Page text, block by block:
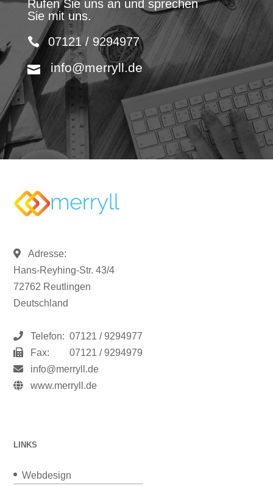
Rufen Sie uns an und sprechen
Sie mit uns.
07121 / 9294977
info@merryll.de
Adresse:
Hans-Reyhing-Str. 43/4
72762 Reutlingen
Deutschland
Telefon: 07121 / 9294977
Fax:
07121 / 9294979
info@merryll.de
www.merryll.de
LINKS
Webdesign